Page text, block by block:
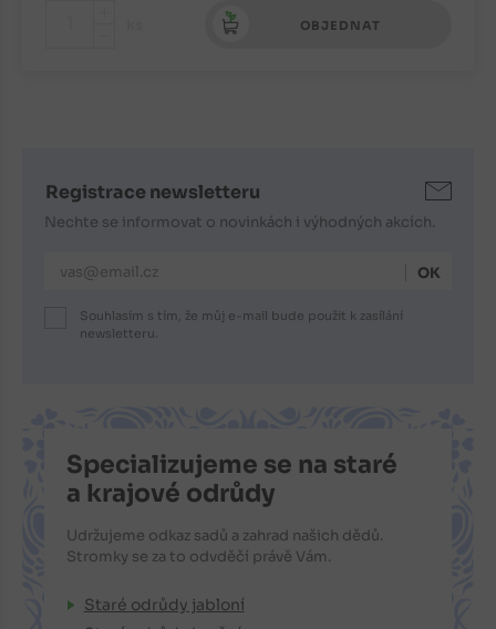
OBJEDNAT
Registrace newsletteru
Nechte se informovat o novinkách i výhodných akcích.
E-mailová adresa
Souhlasím s tím, že můj e-mail bude použit k zasílání
newsletteru.
Specializujeme se na staré
a krajové odrůdy
Udržujeme odkaz sadů a zahrad našich dědů.
Stromky se za to odvděčí právě Vám.
Staré odrůdy jabloní